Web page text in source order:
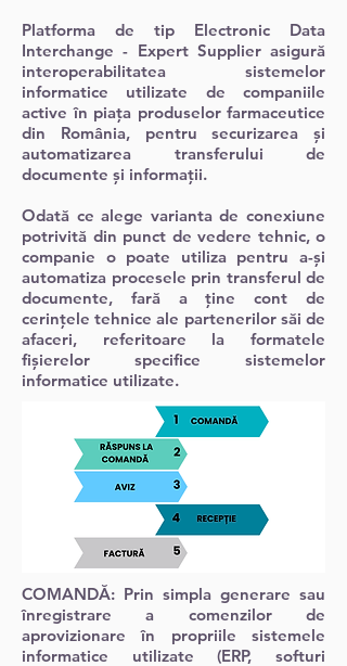
Platforma de tip Electronic Data
Interchange - Expert Supplier asigură
interoperabilitatea sistemelor
informatice utilizate de companiile
active în piața produselor farmaceutice
din România, pentru securizarea și
automatizarea transferului de
documente și informații.
Odată ce alege varianta de conexiune
potrivită din punct de vedere tehnic, o
companie o poate utiliza pentru a-și
automatiza procesele prin transferul de
documente, fară a ține cont de
cerințele tehnice ale partenerilor săi de
afaceri, referitoare la formatele
fișierelor specifice sistemelor
informatice utilizate.
COMANDĂ: Prin simpla generare sau
înregistrare a comenzilor de
aprovizionare în propriile sistemele
informatice utilizate (ERP, softuri